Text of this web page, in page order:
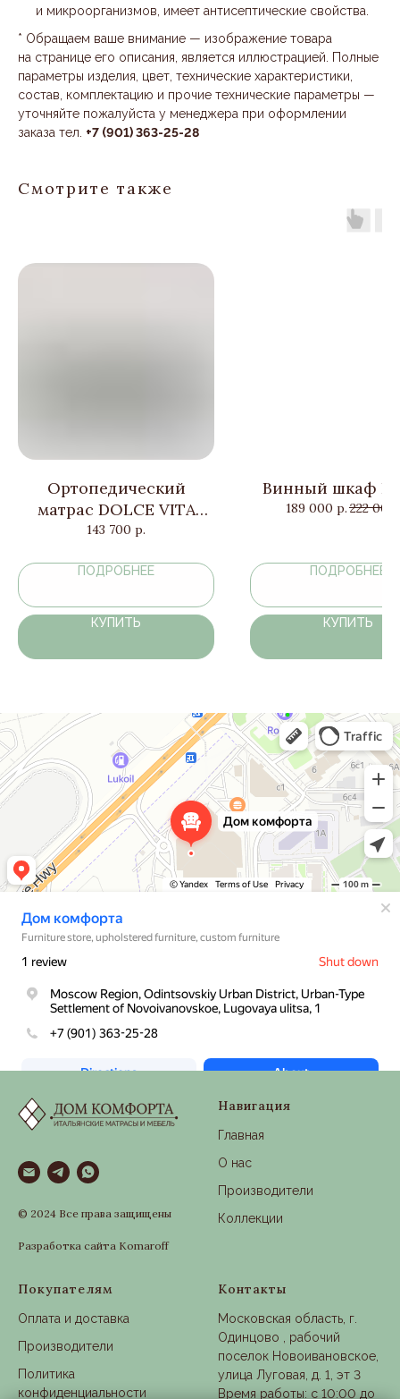
и микроорганизмов, имеет антисептические свойства.
* Обращаем ваше внимание — изображение товара
на странице его описания, является иллюстрацией. Полные
параметры изделия, цвет, технические характеристики,
состав, комплектацию и прочие технические параметры —
уточняйте пожалуйста у менеджера при оформлении
заказа тел. +7 (901) 363-25-28
Смотрите также
Ортопедический
матрас DOLCE VITA
DUAL 10
143 700 р.
ПОДРОБНЕЕ
КУПИТЬ
Винный шкаф
189 000 р. 222 000
ПОДРОБНЕЕ
КУПИТЬ
Дом комфорта
Магазин мебели в Москве и Московской области
Мягкая мебель в Москве и Московской области
© 2024 Все права защищены
Разработка сайта Komaroff
Навигация
Главная
О нас
Производители
Коллекции
Покупателям
Оплата и доставка
Производители
Политика
конфиденциальности
Контакты
Московская область, г.
Одинцово , рабочий
поселок Новоивановское,
улица Луговая, д. 1, эт 3
Время работы: с 10:00 до